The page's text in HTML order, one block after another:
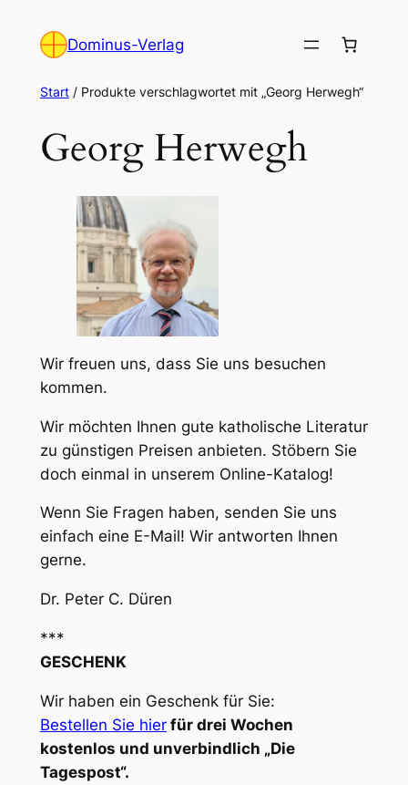
Inhalt
Dominus-Verlag
Start/ Produkte verschlagwortet mit „Georg Herwegh“
Georg Herwegh
Wir freuen uns, dass Sie uns besuchen
kommen.
Wir möchten Ihnen gute katholische Literatur
zu günstigen Preisen anbieten. Stöbern Sie
doch einmal in unserem Online-Katalog!
Wenn Sie Fragen haben, senden Sie uns
einfach eine E-Mail! Wir antworten Ihnen
gerne.
Dr. Peter C. Düren
***
GESCHENK
Wir haben ein Geschenk für Sie:
Bestellen Sie hier für drei Wochen
kostenlos und unverbindlich „Die
Tagespost“.